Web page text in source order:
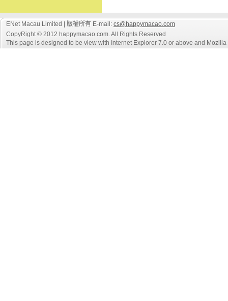
ENet Macau Limited | 版權所有 E-mail: cs@happymacao.com
CopyRight © 2012 happymacao.com. All Rights Reserved
This page is designed to be view with Internet Explorer 7.0 or above and